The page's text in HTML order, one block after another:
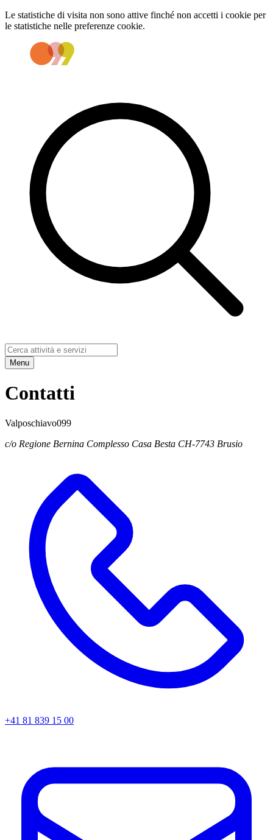
Le statistiche di visita non sono attive finché non accetti i cookie per
le statistiche nelle preferenze cookie.
Menu
Contatti
Valposchiavo099
c/o Regione Bernina Complesso Casa Besta CH-7743 Brusio
+41 81 839 15 00